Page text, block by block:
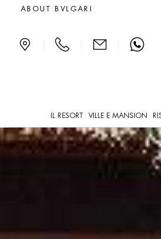
Ville di lusso
ABOUT BVLGARI
IL RESORT VILLE E MANSION